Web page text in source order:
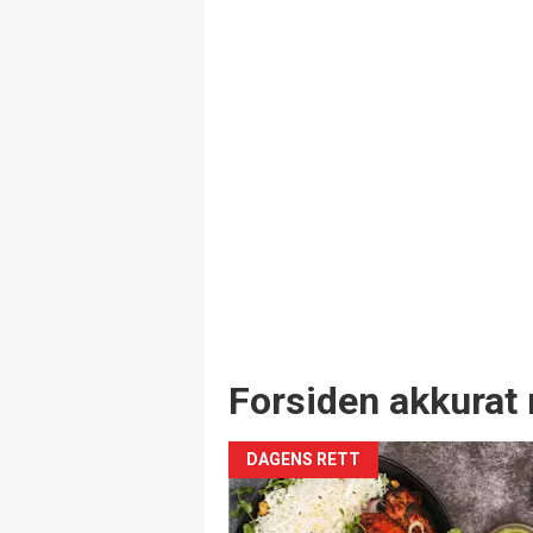
Forsiden akkurat
DAGENS RETT